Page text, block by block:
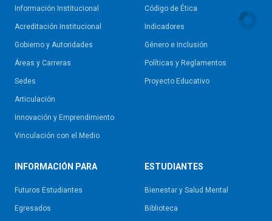
Información Institucional
Acreditación Institucional
Gobierno y Autoridades​
Áreas y Carreras
Sedes
Articulación
Innovación y Emprendimiento
Vinculación con el Medio
Código de Ética
Indicadores
Género e Inclusión
Políticas y Reglamentos​
Proyecto Educativo
INFORMACIÓN PARA
Futuros Estudiantes
Egresados
ESTUDIANTES
Bienestar y Salud Mental
Biblioteca